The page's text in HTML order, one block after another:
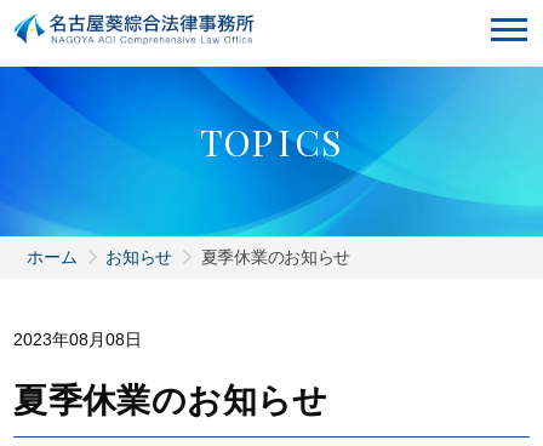
TOPICS
ホーム お知らせ 夏季休業のお知らせ
2023年08月08日
夏季休業のお知らせ